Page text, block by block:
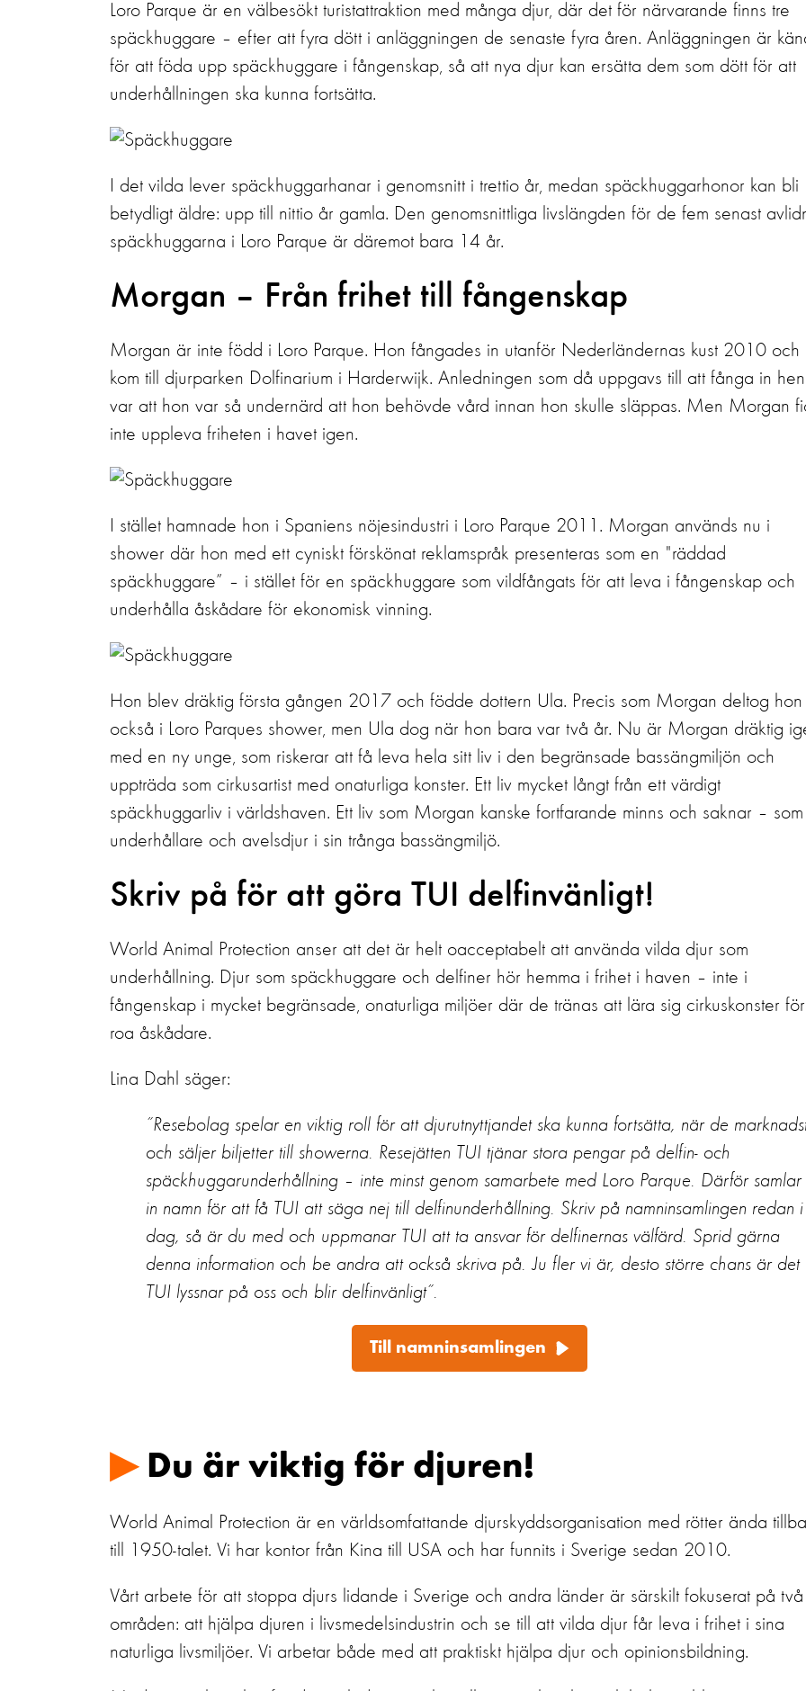
Loro Parque är en välbesökt turistattraktion med många djur, där det för närvarande finns tre
späckhuggare – efter att fyra dött i anläggningen de senaste fyra åren. Anläggningen är
för att föda upp späckhuggare i fångenskap, så att nya djur kan ersätta dem som dött för att
underhållningen ska kunna fortsätta.
I det vilda lever späckhuggarhanar i genomsnitt i trettio år, medan späckhuggarhonor kan bli
betydligt äldre: upp till nittio år gamla. Den genomsnittliga livslängden för de fem senast
späckhuggarna i Loro Parque är däremot bara 14 år.
Morgan – Från frihet till fångenskap
Morgan är inte född i Loro Parque. Hon fångades in utanför Nederländernas kust 2010 och
kom till djurparken Dolfinarium i Harderwijk. Anledningen som då uppgavs till att fånga in
var att hon var så undernärd att hon behövde vård innan hon skulle släppas. Men Morgan
inte uppleva friheten i havet igen.
I stället hamnade hon i Spaniens nöjesindustri i Loro Parque 2011. Morgan används nu i
shower där hon med ett cyniskt förskönat reklamspråk presenteras som en "räddad
späckhuggare” – i stället för en späckhuggare som vildfångats för att leva i fångenskap och
underhålla åskådare för ekonomisk vinning.
Hon blev dräktig första gången 2017 och födde dottern Ula. Precis som Morgan deltog hon
också i Loro Parques shower, men Ula dog när hon bara var två år. Nu är Morgan dräktig
med en ny unge, som riskerar att få leva hela sitt liv i den begränsade bassängmiljön och
uppträda som cirkusartist med onaturliga konster. Ett liv mycket långt från ett värdigt
späckhuggarliv i världshaven. Ett liv som Morgan kanske fortfarande minns och saknar – som
underhållare och avelsdjur i sin trånga bassängmiljö.
Skriv på för att göra TUI delfinvänligt!
World Animal Protection anser att det är helt oacceptabelt att använda vilda djur som
underhållning. Djur som späckhuggare och delfiner hör hemma i frihet i haven – inte i
fångenskap i mycket begränsade, onaturliga miljöer där de tränas att lära sig cirkuskonster
roa åskådare.
Lina Dahl säger:
”Resebolag spelar en viktig roll för att djurutnyttjandet ska kunna fortsätta, när de
och säljer biljetter till showerna. Resejätten TUI tjänar stora pengar på delfin- och
späckhuggarunderhållning – inte minst genom samarbete med Loro Parque. Därför samlar
in namn för att få TUI att säga nej till delfinunderhållning. Skriv på namninsamlingen redan i
dag, så är du med och uppmanar TUI att ta ansvar för delfinernas välfärd. Sprid gärna
denna information och be andra att också skriva på. Ju fler vi är, desto större chans är det
TUI lyssnar på oss och blir delfinvänligt”.
Till namninsamlingen
▶ Du är viktig för djuren!
World Animal Protection är en världsomfattande djurskyddsorganisation med rötter ända
till 1950-talet. Vi har kontor från Kina till USA och har funnits i Sverige sedan 2010.
Vårt arbete för att stoppa djurs lidande i Sverige och andra länder är särskilt fokuserat på två
områden: att hjälpa djuren i livsmedelsindustrin och se till att vilda djur får leva i frihet i sina
naturliga livsmiljöer. Vi arbetar både med att praktiskt hjälpa djur och opinionsbildning.